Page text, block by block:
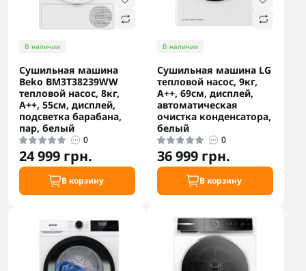
В наличии
Сушильная машина
Beko BM3T38239WW
тепловой насос, 8кг,
A++, 55см, дисплей,
подсветка барабана,
пар, белый
0
24 999 грн.
В корзину
В наличии
Сушильная машина LG
тепловой насос, 9кг,
A++, 69см, дисплей,
автоматическая
очистка конденсатора,
белый
0
36 999 грн.
В корзину